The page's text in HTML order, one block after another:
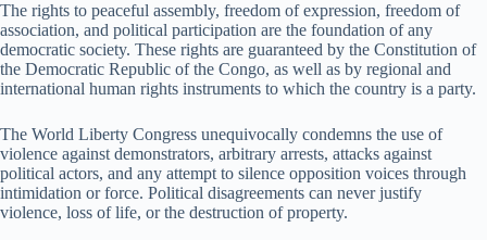
The rights to peaceful assembly, freedom of expression, freedom of
association, and political participation are the foundation of any
democratic society. These rights are guaranteed by the Constitution of
the Democratic Republic of the Congo, as well as by regional and
international human rights instruments to which the country is a party.
The World Liberty Congress unequivocally condemns the use of
violence against demonstrators, arbitrary arrests, attacks against
political actors, and any attempt to silence opposition voices through
intimidation or force. Political disagreements can never justify
violence, loss of life, or the destruction of property.